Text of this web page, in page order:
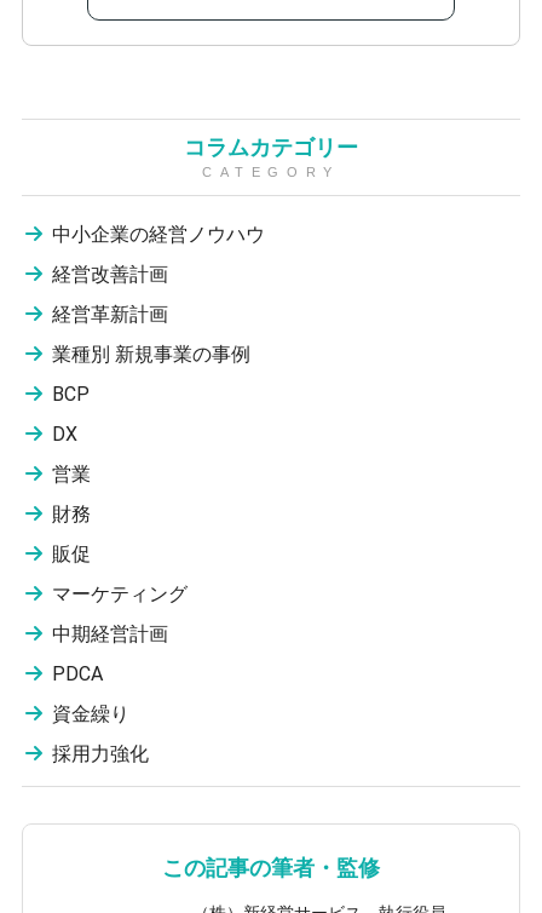
コラムカテゴリー
CATEGORY
中小企業の経営ノウハウ
経営改善計画
経営革新計画
業種別 新規事業の事例
BCP
DX
営業
財務
販促
マーケティング
中期経営計画
PDCA
資金繰り
採用力強化
この記事の筆者・監修